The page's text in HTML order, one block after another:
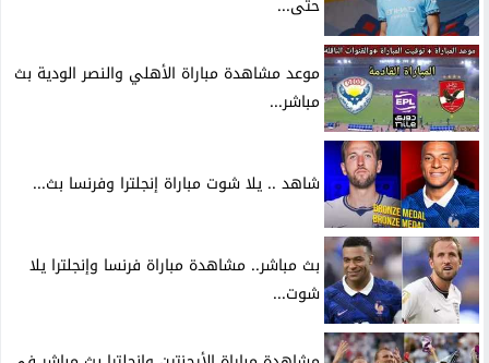
حتى...
موعد مشاهدة مباراة الأهلي والنصر الودية بث
مباشر...
شاهد .. يلا شوت مباراة إنجلترا وفرنسا بث...
بث مباشر.. مشاهدة مباراة فرنسا وإنجلترا يلا
شوت...